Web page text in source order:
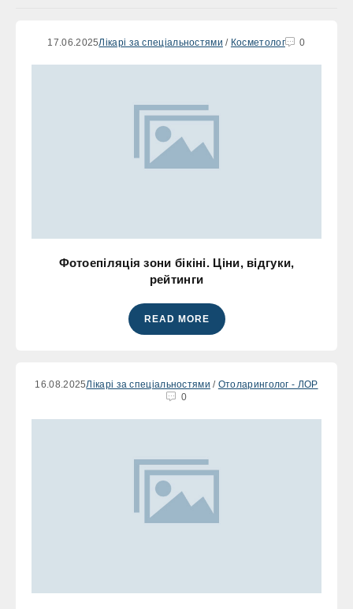
17.06.2025Лікарі за спеціальностями / Косметолог 0
Фотоепіляція зони бікіні. Ціни, відгуки,
рейтинги
READ MORE
16.08.2025Лікарі за спеціальностями / Отоларинголог - ЛОР
0